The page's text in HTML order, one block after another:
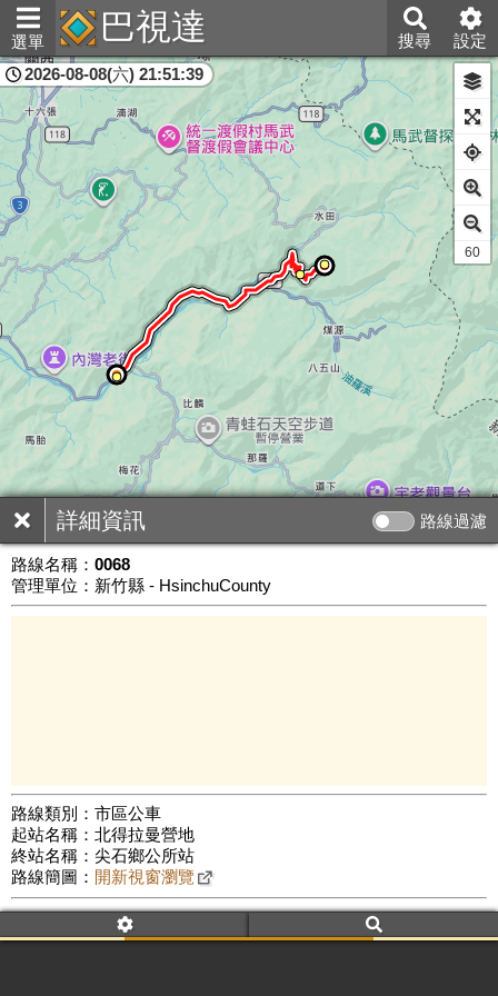
選單 巴視達 搜尋 設定
詳細資訊 路線過濾
路線名稱： 0068
管理單位：新竹縣 - HsinchuCounty
路線類別：市區公車
起站名稱：北得拉曼營地
終站名稱：尖石鄉公所站
路線簡圖： 開新視窗瀏覽
附屬名稱：0068
車頭描述：北得拉曼營地
田中招呼站
新竹縣
2026-08-08(六) 21:51:39
公車數量: 累計3621、上線2851
60